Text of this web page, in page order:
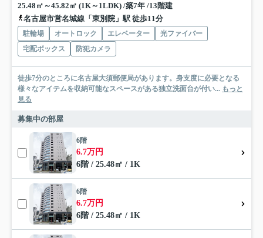
25.48㎡～45.82㎡ (1K～1LDK) /築7年 /13階建
名古屋市営名城線「東別院」駅 徒歩11分
駐輪場 オートロック エレベーター
光ファイバー
宅配ボックス
防犯カメラ
徒歩7分のところに名古屋大須郵便局があります。身支度に必要となる
様々なアイテムを収納可能なスペースがある独立洗面台が付い... もっと
見る
募集中の部屋
6階
6.7万円
6階 / 25.48㎡ / 1K
6階
6.7万円
6階 / 25.48㎡ / 1K